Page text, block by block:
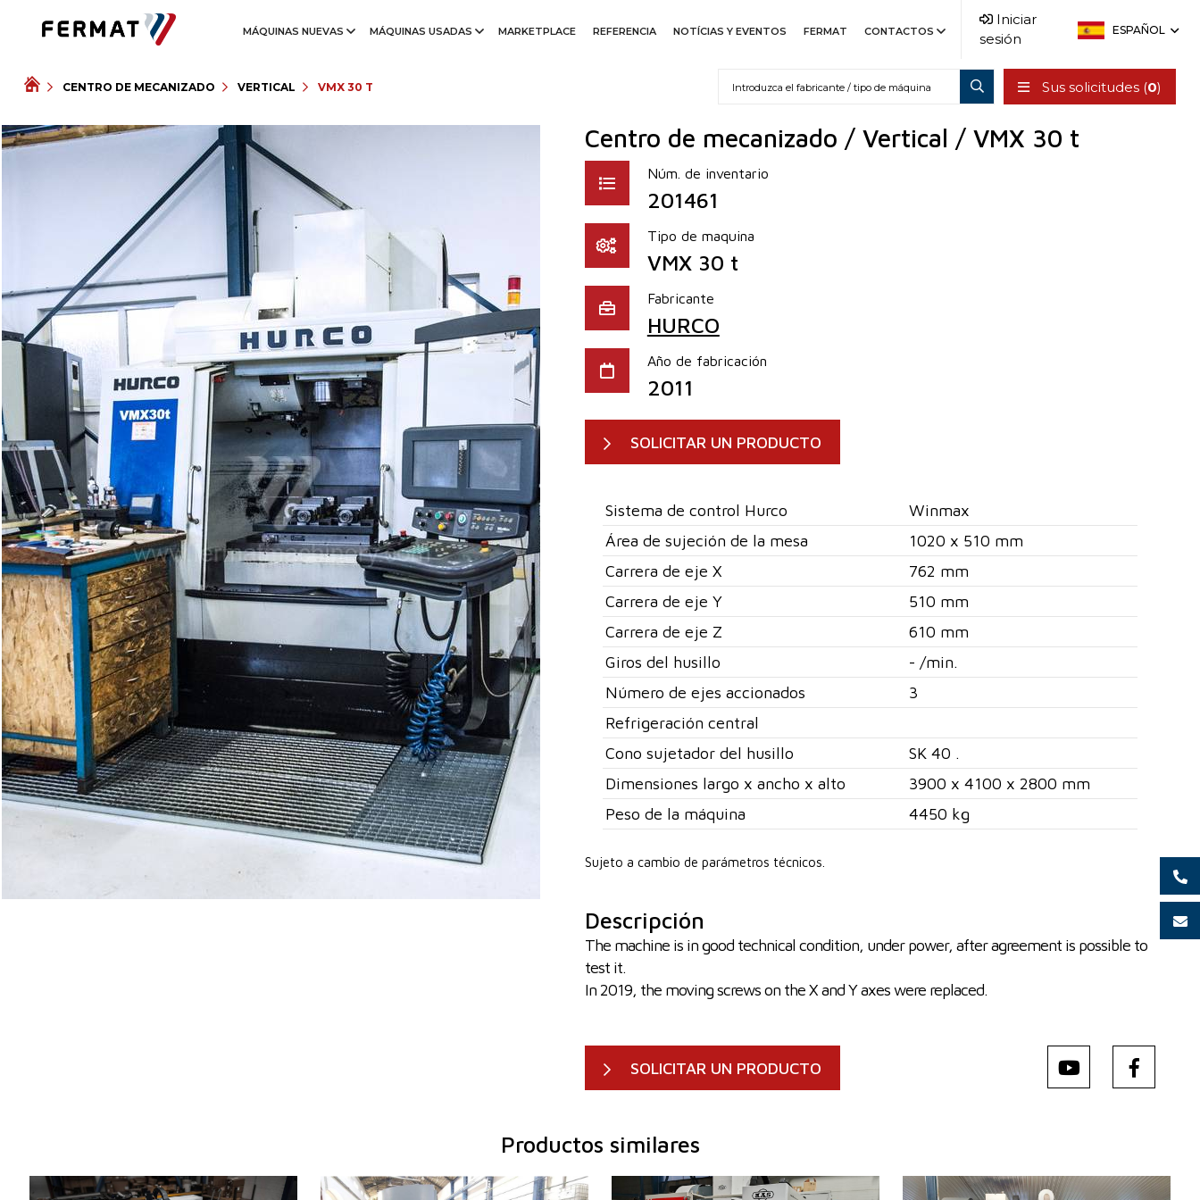
MÁQUINAS NUEVAS MÁQUINAS USADAS MARKETPLACE REFERENCIA NOTÍCIAS Y EVENTOS FERMAT CONTACTOS
Iniciar
sesión
ESPAÑOL
CENTRO DE MECANIZADO VERTICAL VMX 30 T Sus solicitudes (0)
Centro de mecanizado / Vertical / VMX 30 t
Núm. de inventario
201461
Tipo de maquina
VMX 30 t
Fabricante
HURCO
Año de fabricación
2011
SOLICITAR UN PRODUCTO
Sistema de control Hurco
Winmax
Área de sujeción de la mesa
1020 x 510 mm
Carrera de eje X
762 mm
Carrera de eje Y
510 mm
Carrera de eje Z
610 mm
Giros del husillo
- /min.
Número de ejes accionados
3
Refrigeración central
Cono sujetador del husillo
SK 40 .
Dimensiones largo x ancho x alto
3900 x 4100 x 2800 mm
Peso de la máquina
4450 kg
Sujeto a cambio de parámetros técnicos.
Descripción
The machine is in good technical condition, under power, after agreement is possible to
test it.
In 2019, the moving screws on the X and Y axes were replaced.
SOLICITAR UN PRODUCTO
Productos similares
Año de fabricación:
2025
Año de fabricación:
2005
Año de fabricación:
2024
Año de fabricación: